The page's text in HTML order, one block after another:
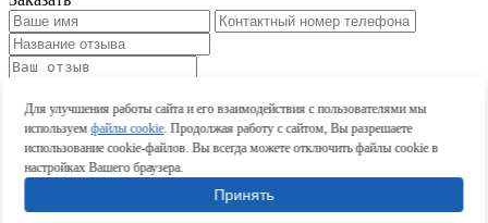
Оставить отзыв
Оставить отзыв
Для улучшения работы сайта и его взаимодействия с пользователями мы
используемфайлы cookie. Продолжая работу с сайтом, Вы разрешаете
использование cookie-файлов. Вы всегда можете отключить файлы cookie в
настройках Вашего браузера.
Принять